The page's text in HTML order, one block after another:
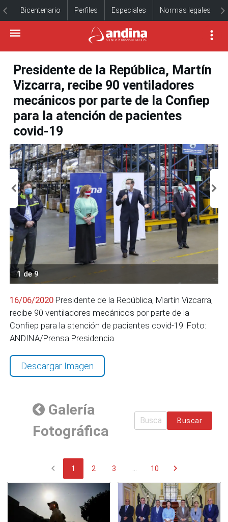
Bicentenario Perfiles Especiales Normas legales
Presidente de la República, Martín
Vizcarra, recibe 90 ventiladores
mecánicos por parte de la Confiep
para la atención de pacientes
covid-19
1 de 9
16/06/2020 Presidente de la República, Martín Vizcarra,
recibe 90 ventiladores mecánicos por parte de la
Confiep para la atención de pacientes covid-19. Foto:
ANDINA/Prensa Presidencia
Descargar Imagen
Galería
Fotográfica
Buscar
chevron_left 1 2 3 10 chevron_right